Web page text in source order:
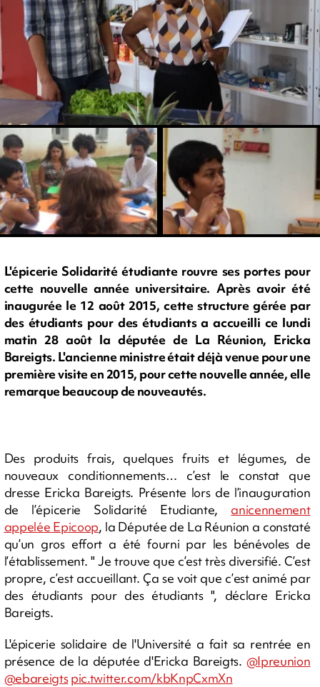
L'épicerie Solidarité étudiante rouvre ses portes pour
cette nouvelle année universitaire. Après avoir été
inaugurée le 12 août 2015, cette structure gérée par
des étudiants pour des étudiants a accueilli ce lundi
matin 28 août la députée de La Réunion, Ericka
Bareigts. L'ancienne ministre était déjà venue pour une
première visite en 2015, pour cette nouvelle année, elle
remarque beaucoup de nouveautés.
Des produits frais, quelques fruits et légumes, de
nouveaux conditionnements… c’est le constat que
dresse Ericka Bareigts. Présente lors de l’inauguration
de l’épicerie Solidarité Etudiante, anicennement
appelée Epicoop, la Députée de La Réunion a constaté
qu’un gros effort a été fourni par les bénévoles de
l’établissement. " Je trouve que c’est très diversifié. C’est
propre, c’est accueillant. Ça se voit que c’est animé par
des étudiants pour des étudiants ", déclare Ericka
Bareigts.
L'épicerie solidaire de l'Université a fait sa rentrée en
présence de la députée d'Ericka Bareigts. @Ipreunion
@ebareigts pic.twitter.com/kbKnpCxmXn